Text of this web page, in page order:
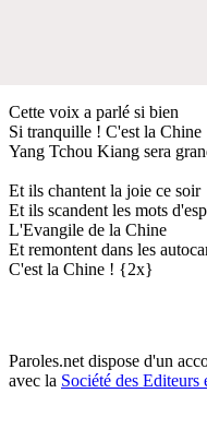
Cette voix a parlé si bien
Si tranquille ! C'est la Chine
Yang Tchou Kiang sera
Et ils chantent la joie ce soir
Et ils scandent les mots
L'Evangile de la Chine
Et remontent dans les
C'est la Chine ! {2x}
Paroles.net dispose d'un
avec la Société des